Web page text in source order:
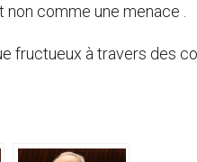
comme une menace .
fructueux à travers des